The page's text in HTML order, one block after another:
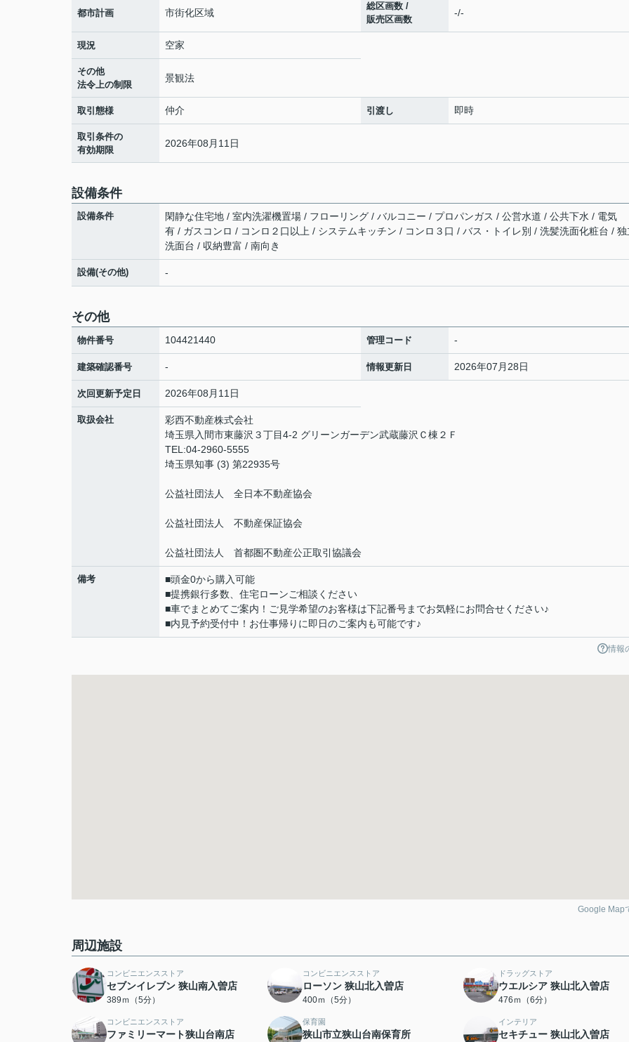
都市計画 市街化区域
総区画数 /
販売区画数
-/-
現況 空家
その他
法令上の制限
景観法
取引態様 仲介 引渡し 即時
取引条件の
有効期限
2026年08月11日
設備条件
設備条件
閑静な住宅地 / 室内洗濯機置場 / フローリング / バルコニー / プロパンガス / 公営水道 / 公共下水 / 電気
有 / ガスコンロ / コンロ２口以上 / システムキッチン / コンロ３口 / バス・トイレ別 / 洗髪洗面化粧台 / 独
洗面台 / 収納豊富 / 南向き
設備(その他) -
その他
物件番号 104421440 管理コード -
建築確認番号 - 情報更新日 2026年07月28日
次回更新予定日 2026年08月11日
取扱会社
彩西不動産株式会社
埼玉県入間市東藤沢３丁目4-2 グリーンガーデン武蔵藤沢Ｃ棟２Ｆ
TEL:04-2960-5555
埼玉県知事 (3) 第22935号
公益社団法人 全日本不動産協会
公益社団法人 不動産保証協会
公益社団法人 首都圏不動産公正取引協議会
備考
■頭金0から購入可能
■提携銀行多数、住宅ローンご相談ください
■車でまとめてご案内！ご見学希望のお客様は下記番号までお気軽にお問合せください♪
■内見予約受付中！お仕事帰りに即日のご案内も可能です♪
情報
Google Map
周辺施設
コンビニエンスストア
セブンイレブン 狭山南入曽店
389ｍ（5分）
コンビニエンスストア
ローソン 狭山北入曽店
400ｍ（5分）
ドラッグストア
ウエルシア 狭山北入曽店
476ｍ（6分）
コンビニエンスストア
ファミリーマート狭山台南店
保育園
狭山市立狭山台南保育所
インテリア
セキチュー 狭山北入曽店